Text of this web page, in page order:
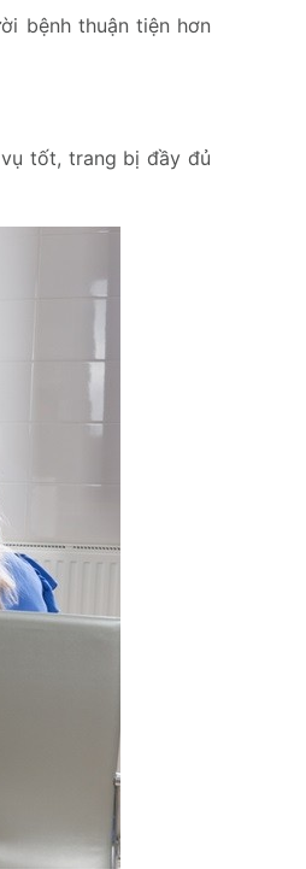
bệnh thuận tiện hơn
tốt, trang bị đầy đủ